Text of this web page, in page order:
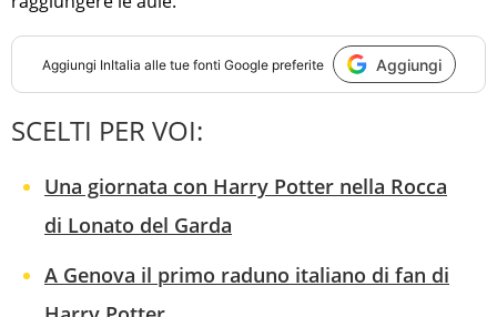
Aggiungi InItalia alle tue fonti Google preferite Aggiungi
SCELTI PER VOI:
Una giornata con Harry Potter nella Rocca
di Lonato del Garda
A Genova il primo raduno italiano di fan di